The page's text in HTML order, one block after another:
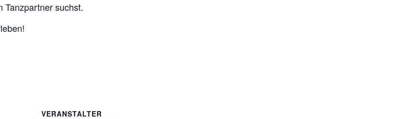
Tanzpartner suchst.
VERANSTALTER